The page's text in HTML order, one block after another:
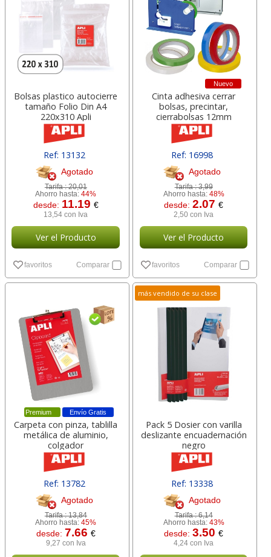
Bolsas plastico autocierre
tamaño Folio Din A4
220x310 Apli
Ref: 13132
Agotado
Tarifa :20,01
Ahorro hasta:44%
desde: 11.19 €
13,54 con Iva
Ver el Producto
favoritos Comparar
Nuevo
Cinta adhesiva cerrar
bolsas, precintar,
cierrabolsas 12mm
Ref: 16998
Agotado
Tarifa :3,99
Ahorro hasta: 48%
desde:2.07€
2,50 con Iva
Ver el Producto
favoritos Comparar
Envío Gratis
Premium
Carpeta con pinza, tablilla
metálica de aluminio,
colgador
Ref: 13782
Agotado
Tarifa :13,84
Ahorro hasta:45%
desde: 7.66 €
9,27 con Iva
más vendido de su clase
Pack 5 Dosier con varilla
deslizante encuadernación
negro
Ref: 13338
Agotado
Tarifa :6,14
Ahorro hasta: 43%
desde:3.50€
4,24 con Iva